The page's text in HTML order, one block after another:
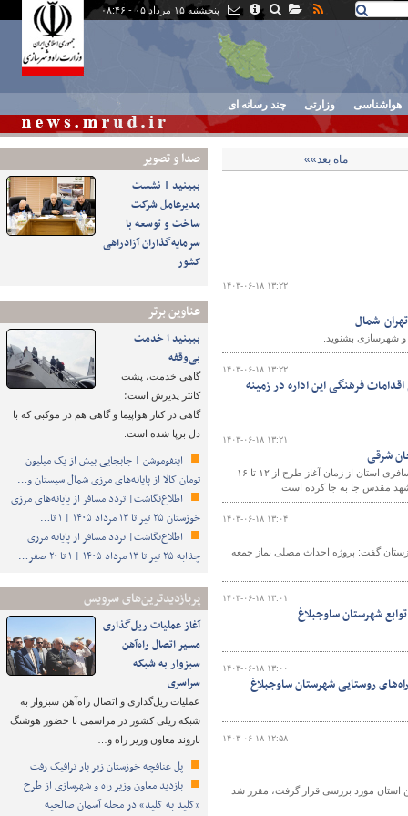
پنجشنبه ۱۵ مرداد ۰۵ - ۰۸:۴۶
هواشناسی وزارتی چند رسانه ای
صدا و تصوير
ببینید | نشست
مدیرعامل شرکت
ساخت و توسعه با
سرمایه‌گذاران آزادراهی
کشور
عناوین برتر
ببینید ا خدمت
بی‌وقفه
گاهی خدمت، پشت
کانتر پذیرش است؛
گاهی در کنار هواپیما و گاهی هم در موکبی که با
دل برپا شده است.
اینفوموشن | جابجایی بیش از یک میلیون
تومان کالا از پایانه‌های مرزی شمال سیستان و…
اطلاع‌نگاشت| تردد مسافر از پایانه‌های مرزی
خوزستان ۲۵ تیر تا ۱۳ مرداد ۱۴۰۵ | ۱ تا…
اطلاع‌نگاشت| تردد مسافر از پایانه‌ مرزی
چذابه ۲۵ تیر تا ۱۳ مرداد ۱۴۰۵ | ۱ تا ۲۰ صفر…
پربازدیدترین‌های سرویس
آغاز عملیات ریل‌گذاری
مسیر اتصال راه‌آهن
سبزوار به شبکه
سراسری
عملیات ریل‌گذاری و اتصال راه‌آهن سبزوار به
شبکه ریلی کشور در مراسمی با حضور هوشنگ
بازوند معاون وزیر راه و…
پل عنافچه خوزستان زیر بار ترافیک رفت
بازدید معاون وزیر راه و شهرسازی از طرح
«کلید به کلید» در محله آسمان صالحیه
ماه بعد»»
۱۴۰۳-۰۶-۱۸ ۱۳:۲۲
شمال
و شهرسازی بشنوید.
۱۴۰۳-۰۶-۱۸ ۱۳:۲۲
فرهنگی این اداره در زمینه
۱۴۰۳-۰۶-۱۸ ۱۳:۲۱
مدیرکل راهداری و حمل‌ونقل جاده‌ای آذربایجان شرقی گفت: ناوگان حمل‌ونقل عمومی مسافری استان از زمان آغاز طرح از ۱۲ تا ۱۶
۱۴۰۳-۰۶-۱۸ ۱۳:۰۴
گفت: پروژه احداث مصلی نماز جمعه
۱۴۰۳-۰۶-۱۸ ۱۳:۰۱
شهرستان ساوجبلاغ
۱۴۰۳-۰۶-۱۸ ۱۳:۰۰
روستایی شهرستان ساوجبلاغ
۱۴۰۳-۰۶-۱۸ ۱۲:۵۸
مورد بررسی قرار گرفت، مقرر شد